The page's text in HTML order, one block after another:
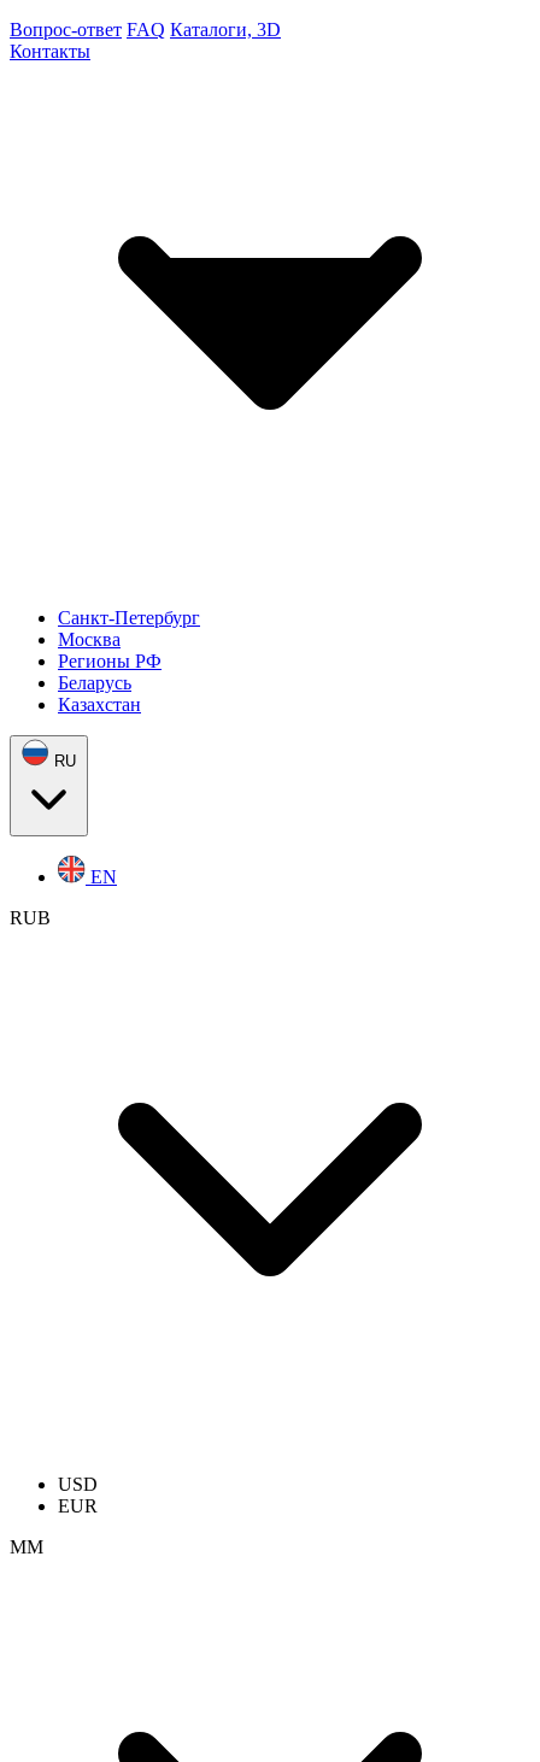
Вопрос-ответ FAQ Каталоги, 3D
Контакты
Санкт-Петербург
Москва
Регионы РФ
Беларусь
Казахстан
RU
EN
RUB
USD
EUR
ММ